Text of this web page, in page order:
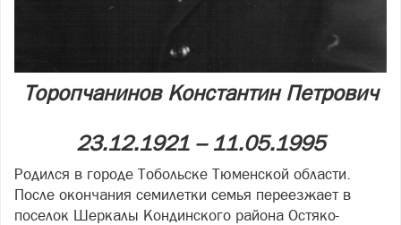
Торопчанинов Константин Петрович
23.12.1921 – 11.05.1995
Родился в городе Тобольске Тюменской области.
После окончания семилетки семья переезжает в
поселок Шеркалы Кондинского района Остяко-